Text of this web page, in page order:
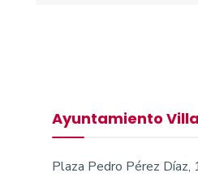
Ayuntamiento
Plaza Pedro Pérez Díaz,